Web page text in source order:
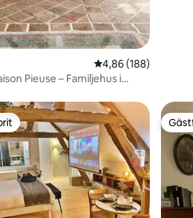
4,86 av 5 i
4,86 (188)
Pieuse – Familjehus i